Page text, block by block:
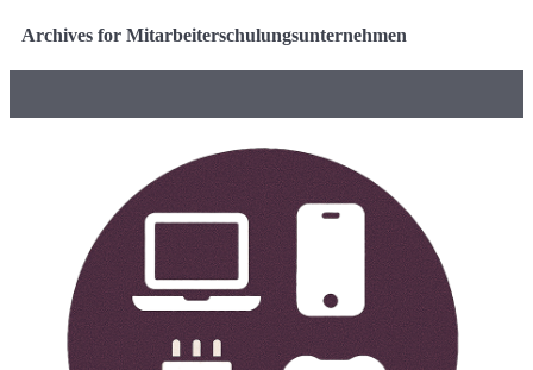
Archives for Mitarbeiterschulungsunternehmen